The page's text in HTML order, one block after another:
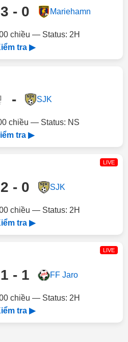
3 - 0 Mariehamn
chiều — Status: 2H
tra ▶
- SJK
chiều — Status: NS
tra ▶
LIVE
2 - 0 SJK
chiều — Status: 2H
tra ▶
LIVE
1 - 1 FF Jaro
chiều — Status: 2H
tra ▶